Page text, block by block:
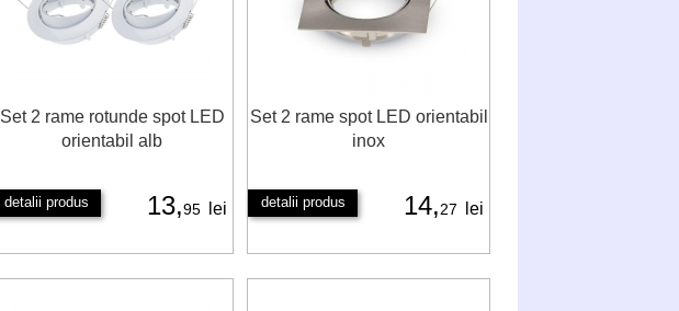
Set 2 rame rotunde spot LED
orientabil alb
detalii produs 13,95 lei
Set 2 rame spot LED orientabil
inox
detalii produs 14,27 lei